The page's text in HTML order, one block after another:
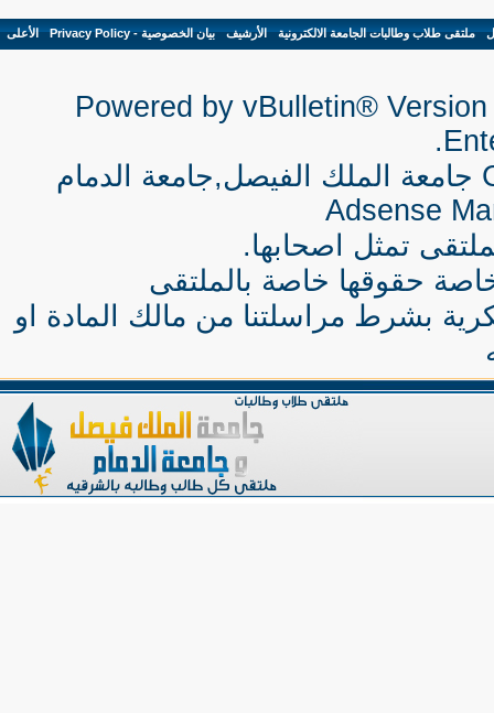
-ملتقى طلاب وطالبات الجامعة الالكترونية-الأرشيف-بيان الخصوصية - Privacy Policy -الأعلى
Powered by vBulletin®
جامعة الملك الفيصل,جامعة الدمام
Adsense
تمثل اصحابها.
حقوقها خاصة بالملتقى
بشرط مراسلتنا من مالك المادة او